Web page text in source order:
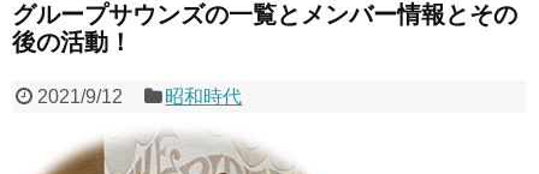
グループサウンズの一覧とメンバー情報とその
後の活動！
2021/9/12 昭和時代